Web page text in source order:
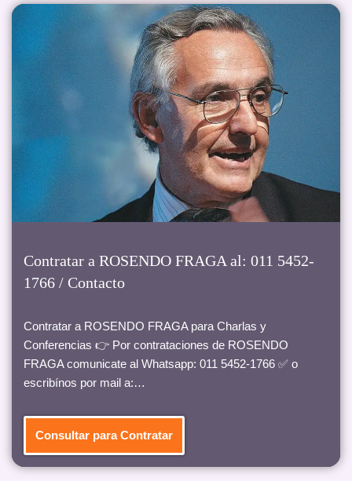
Contratar a ROSENDO FRAGA al: 011 5452-
1766 / Contacto
Contratar a ROSENDO FRAGA para Charlas y
Conferencias 👉 Por contrataciones de ROSENDO
FRAGA comunicate al Whatsapp: 011 5452-1766 ✅ o
escribínos por mail a:…
Consultar para Contratar